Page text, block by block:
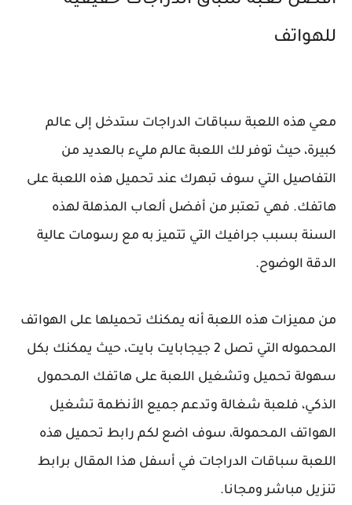
للهواتف
معي هذه اللعبة سباقات الدراجات ستدخل إلى عالم
كبيرة، حيث توفر لك اللعبة عالم مليء بالعديد من
التفاصيل التي سوف تبهرك عند تحميل هذه اللعبة على
هاتفك. فهي تعتبر من أفضل ألعاب المذهلة لهذه
السنة بسبب جرافيك التي تتميز به مع رسومات عالية
الدقة الوضوح.
من مميزات هذه اللعبة أنه يمكنك تحميلها على الهواتف
المحموله التي تصل 2 جيجابايت بايت، حيث يمكنك بكل
سهولة تحميل وتشغيل اللعبة على هاتفك المحمول
الذكي، فلعبة شغالة وتدعم جميع الأنظمة تشغيل
الهواتف المحمولة، سوف اضع لكم رابط تحميل هذه
اللعبة سباقات الدراجات في أسفل هذا المقال برابط
تنزيل مباشر ومجانا.